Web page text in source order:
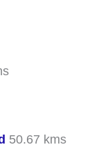
50.67 kms